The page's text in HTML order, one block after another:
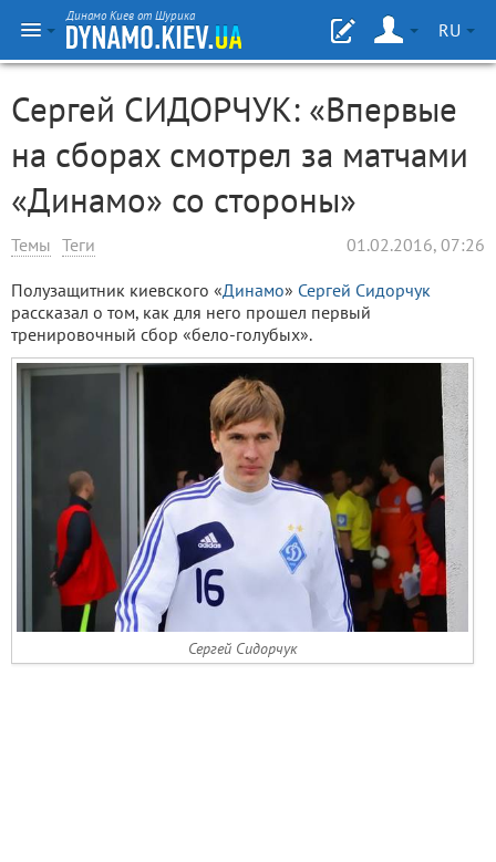
Динамо Киев от Шурика
RU
Сергей СИДОРЧУК: «Впервые
на сборах смотрел за матчами
«Динамо» со стороны»
Темы Теги 01.02.2016, 07:26
Полузащитник киевского «Динамо» Сергей Сидорчук
рассказал о том, как для него прошел первый
тренировочный сбор «бело-голубых».
Сергей Сидорчук